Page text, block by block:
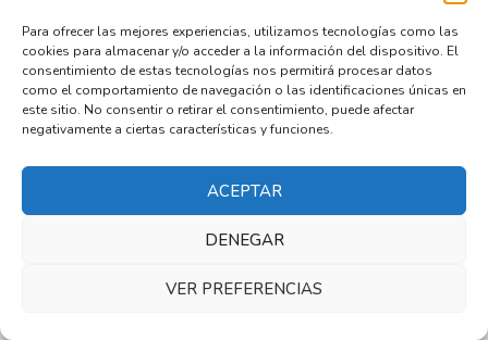
Para ofrecer las mejores experiencias, utilizamos tecnologías como las
cookies para almacenar y/o acceder a la información del dispositivo. El
consentimiento de estas tecnologías nos permitirá procesar datos
como el comportamiento de navegación o las identificaciones únicas en
este sitio. No consentir o retirar el consentimiento, puede afectar
negativamente a ciertas características y funciones.
ACEPTAR
DENEGAR
VER PREFERENCIAS
Una mochila de 50 litros puede pesar
perfectamente más de 12 kilos
Una mochila de 40 litros entre 9 y 10
kilos
Una mochila de 30 litros entre 6 y 7
Usar los organizadores y pesarlos es una
buena forma de organizar y distribuir el peso